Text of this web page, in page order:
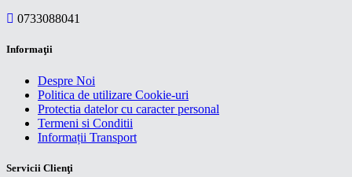
0733088041
Informaţii
Despre Noi
Politica de utilizare Cookie-uri
Protectia datelor cu caracter personal
Termeni si Conditii
Informații Transport
Servicii Clienţi